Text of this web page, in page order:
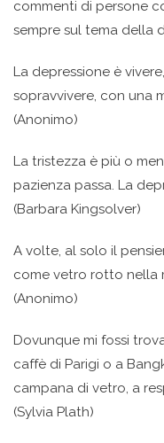
commenti di persone
sempre sul tema della
La depressione è
sopravvivere, con una
(Anonimo)
La tristezza è più o
pazienza passa. La
(Barbara Kingsolver)
A volte, al solo il
come vetro rotto nella
(Anonimo)
Dovunque mi fossi
caffè di Parigi o a
campana di vetro, a
(Sylvia Plath)